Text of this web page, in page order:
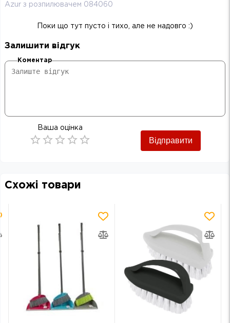
Azur з розпилювачем 084060
Поки що тут пусто і тихо, але не надовго :)
Залишити відгук
Коментар
Ваша оцінка
Відправити
Схожі товари